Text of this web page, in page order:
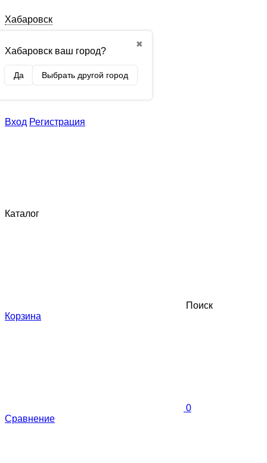
Хабаровск
✖
Хабаровск ваш город?
Да Выбрать другой город
Вход Регистрация
Каталог
Поиск
Корзина
0
Сравнение